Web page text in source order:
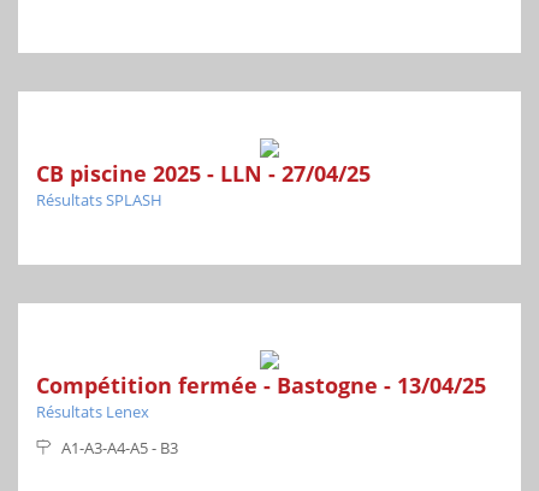
CB piscine 2025 - LLN - 27/04/25
Résultats SPLASH
Compétition fermée - Bastogne - 13/04/25
Résultats Lenex
A1-A3-A4-A5 - B3